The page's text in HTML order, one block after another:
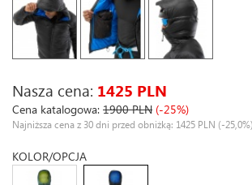
Nasza cena: 1425 PLN
Cena katalogowa: 1900 PLN (-25%)
Najniższa cena z 30 dni przed obniżką: 1425 PLN (-25,0%)
KOLOR/OPCJA